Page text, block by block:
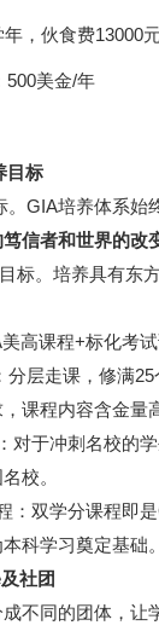
，伙食费13000元
500美金/年
目标
。GIA培养体系
信者和世界的改
目标。培养具有
高课程+标化考
分层走课，修满
课程内容含金量
对于冲刺名校的
校。
：双学分课程即
科学习奠定基础。
社团
不同的团体，让